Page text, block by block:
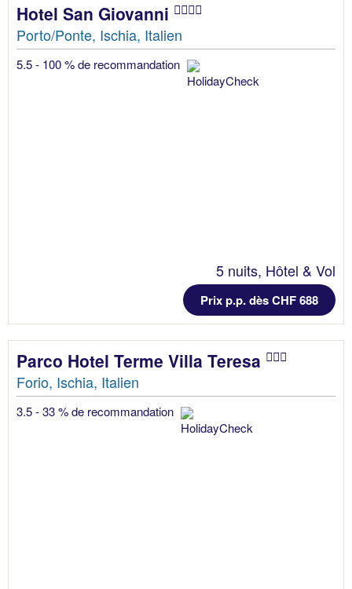
Hotel San Giovanni
Porto/Ponte, Ischia, Italien
5.5 - 100 % de recommandation
5 nuits, Hôtel & Vol
Prix p.p. dès CHF 688
Parco Hotel Terme Villa Teresa
Forio, Ischia, Italien
3.5 - 33 % de recommandation